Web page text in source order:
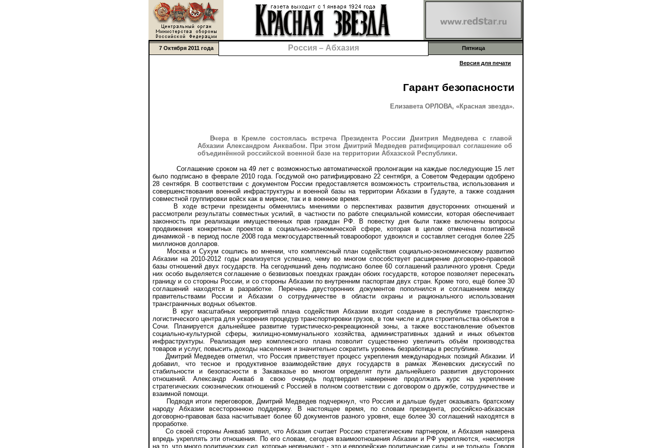
7 Октября 2011 года Россия – Абхазия Пятница
Версия для печати
Гарант безопасности
Елизавета ОРЛОВА, «Красная звезда».
Вчера в Кремле состоялась встреча Президента России Дмитрия Медведева с главой
Абхазии Александром Анквабом. При этом Дмитрий Медведев ратифицировал соглашение об
объединённой российской военной базе на территории Абхазской Республики.
Соглашение сроком на 49 лет с возможностью автоматической пролонгации на каждые последующие 15 лет
было подписано в феврале 2010 года. Госдумой оно ратифицировано 22 сентября, а Советом Федерации одобрено
28 сентября. В соответствии с документом России предоставляется возможность строительства, использования и
совершенствования военной инфраструктуры и военной базы на территории Абхазии в Гудауте, а также создания
совместной группировки войск как в мирное, так и в военное время.
В ходе встречи президенты обменялись мнениями о перспективах развития двусторонних отношений и
рассмотрели результаты совместных усилий, в частности по работе специальной комиссии, которая обеспечивает
законность при реализации имущественных прав граждан РФ. В повестку дня были также включены вопросы
продвижения конкретных проектов в социально-экономической сфере, которая в целом отмечена позитивной
динамикой - в период после 2008 года межгосударственный товарооборот удвоился и составляет сегодня более 225
миллионов долларов.
Москва и Сухум сошлись во мнении, что комплексный план содействия социально-экономическому развитию
Абхазии на 2010-2012 годы реализуется успешно, чему во многом способствует расширение договорно-правовой
базы отношений двух государств. На сегодняшний день подписано более 60 соглашений различного уровня. Среди
них особо выделяется соглашение о безвизовых поездках граждан обоих государств, которое позволяет пересекать
границу и со стороны России, и со стороны Абхазии по внутренним паспортам двух стран. Кроме того, ещё более 30
соглашений находятся в разработке. Перечень двусторонних документов пополнился и соглашением между
правительствами России и Абхазии о сотрудничестве в области охраны и рационального использования
трансграничных водных объектов.
В круг масштабных мероприятий плана содействия Абхазии входит создание в республике транспортно-
логистического центра для ускорения процедур транспортировки грузов, в том числе и для строительства объектов в
Сочи. Планируется дальнейшее развитие туристическо-рекреационной зоны, а также восстановление объектов
социально-культурной сферы, жилищно-коммунального хозяйства, административных зданий и иных объектов
инфраструктуры. Реализация мер комплексного плана позволит существенно увеличить объём производства
товаров и услуг, повысить доходы населения и значительно сократить уровень безработицы в республике.
Дмитрий Медведев отметил, что Россия приветствует процесс укрепления международных позиций Абхазии. И
добавил, что тесное и продуктивное взаимодействие двух государств в рамках Женевских дискуссий по
стабильности и безопасности в Закавказье во многом определят пути дальнейшего развития двусторонних
отношений. Александр Анкваб в свою очередь подтвердил намерение продолжать курс на укрепление
стратегических союзнических отношений с Россией в полном соответствии с договором о дружбе, сотрудничестве и
взаимной помощи.
Подводя итоги переговоров, Дмитрий Медведев подчеркнул, что Россия и дальше будет оказывать братскому
народу Абхазии всестороннюю поддержку. В настоящее время, по словам президента, российско-абхазская
договорно-правовая база насчитывает более 60 документов разного уровня, еще более 30 соглашений находятся в
проработке.
Со своей стороны Анкваб заявил, что Абхазия считает Россию стратегическим партнером, и Абхазия намерена
впредь укреплять эти отношения. По его словам, сегодня взаимоотношения Абхазии и РФ укрепляются, «несмотря
на то, что много политических сил, которые нервничают - это и европейские политические силы, и не только». Говоря